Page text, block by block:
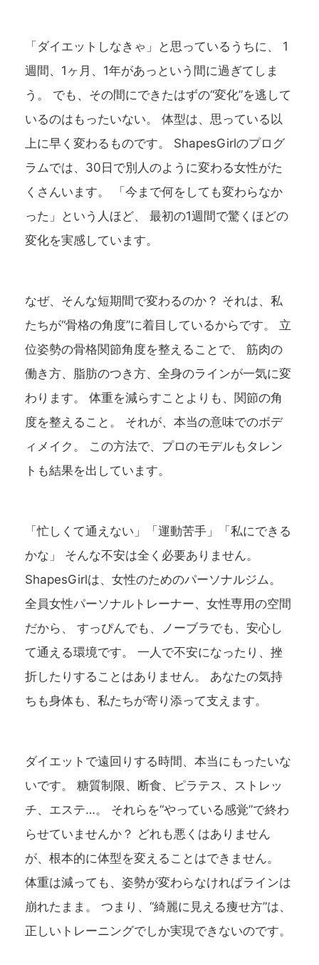
「ダイエットしなきゃ」と思っているうちに、 1
週間、1ヶ月、1年があっという間に過ぎてしま
う。 でも、その間にできたはずの“変化”を逃して
いるのはもったいない。 体型は、思っている以
上に早く変わるものです。 ShapesGirlのプログ
ラムでは、30日で別人のように変わる女性がた
くさんいます。 「今まで何をしても変わらなか
った」という人ほど、 最初の1週間で驚くほどの
変化を実感しています。
なぜ、そんな短期間で変わるのか？ それは、私
たちが“骨格の角度”に着目しているからです。 立
位姿勢の骨格関節角度を整えることで、 筋肉の
働き方、脂肪のつき方、全身のラインが一気に変
わります。 体重を減らすことよりも、関節の角
度を整えること。 それが、本当の意味でのボデ
ィメイク。 この方法で、プロのモデルもタレン
トも結果を出しています。
「忙しくて通えない」「運動苦手」「私にできる
かな」 そんな不安は全く必要ありません。
ShapesGirlは、女性のためのパーソナルジム。
全員女性パーソナルトレーナー、女性専用の空間
だから、 すっぴんでも、ノーブラでも、安心し
て通える環境です。 一人で不安になったり、挫
折したりすることはありません。 あなたの気持
ちも身体も、私たちが寄り添って支えます。
ダイエットで遠回りする時間、本当にもったいな
いです。 糖質制限、断食、ピラテス、ストレッ
チ、エステ…。 それらを“やっている感覚”で終わ
らせていませんか？ どれも悪くはありません
が、根本的に体型を変えることはできません。
体重は減っても、姿勢が変わらなければラインは
崩れたまま。 つまり、“綺麗に見える痩せ方”は、
正しいトレーニングでしか実現できないのです。